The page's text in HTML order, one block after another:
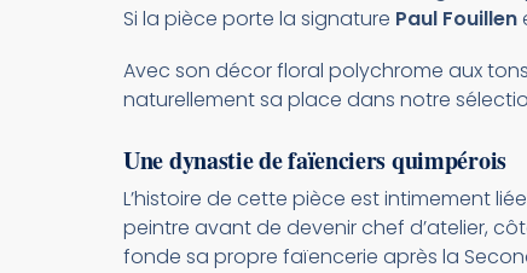
Si la pièce porte la signature Paul Fouillen
Avec son décor floral polychrome aux
naturellement sa place dans notre
Une dynastie de faïenciers quimpérois
L’histoire de cette pièce est intimement
peintre avant de devenir chef d’atelier,
fonde sa propre faïencerie après la